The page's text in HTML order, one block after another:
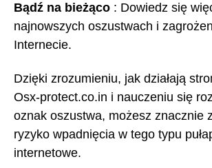
Bądź na bieżąco : Dowiedz się
najnowszych oszustwach i
Internecie.
Dzięki zrozumieniu, jak działają
Osx-protect.co.in i nauczeniu się
oznak oszustwa, możesz znacznie
ryzyko wpadnięcia w tego typu
internetowe.